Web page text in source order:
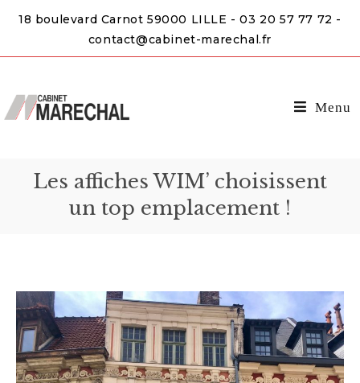
18 boulevard Carnot 59000 LILLE - 03 20 57 77 72 -
contact@cabinet-marechal.fr
Menu
Les affiches WIM’ choisissent
un top emplacement !